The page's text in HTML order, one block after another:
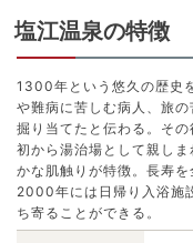
塩江温泉の特徴
1300年という悠久の歴史
や難病に苦しむ病人、旅
掘り当てたと伝わる。そ
初から湯治場として親し
かな肌触りが特徴。長寿を
2000年には日帰り入浴施
ち寄ることができる。